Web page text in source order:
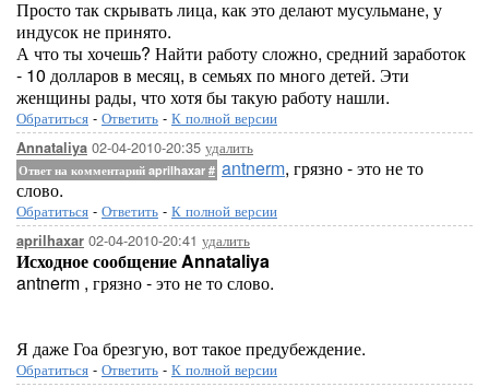
Просто так скрывать лица, как это делают мусульмане, у
индусок не принято.
А что ты хочешь? Найти работу сложно, средний заработок
- 10 долларов в месяц, в семьях по много детей. Эти
женщины рады, что хотя бы такую работу нашли.
Обратиться - Ответить - К полной версии
Annataliya 02-04-2010-20:35 удалить
Ответ на комментарий aprilhaxar # antnerm, грязно - это не то
слово.
Обратиться - Ответить - К полной версии
aprilhaxar 02-04-2010-20:41 удалить
Исходное сообщение Annataliya
antnerm , грязно - это не то слово.
Я даже Гоа брезгую, вот такое предубеждение.
Обратиться - Ответить - К полной версии